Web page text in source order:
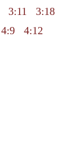
3:11
3:18
4:9
4:12